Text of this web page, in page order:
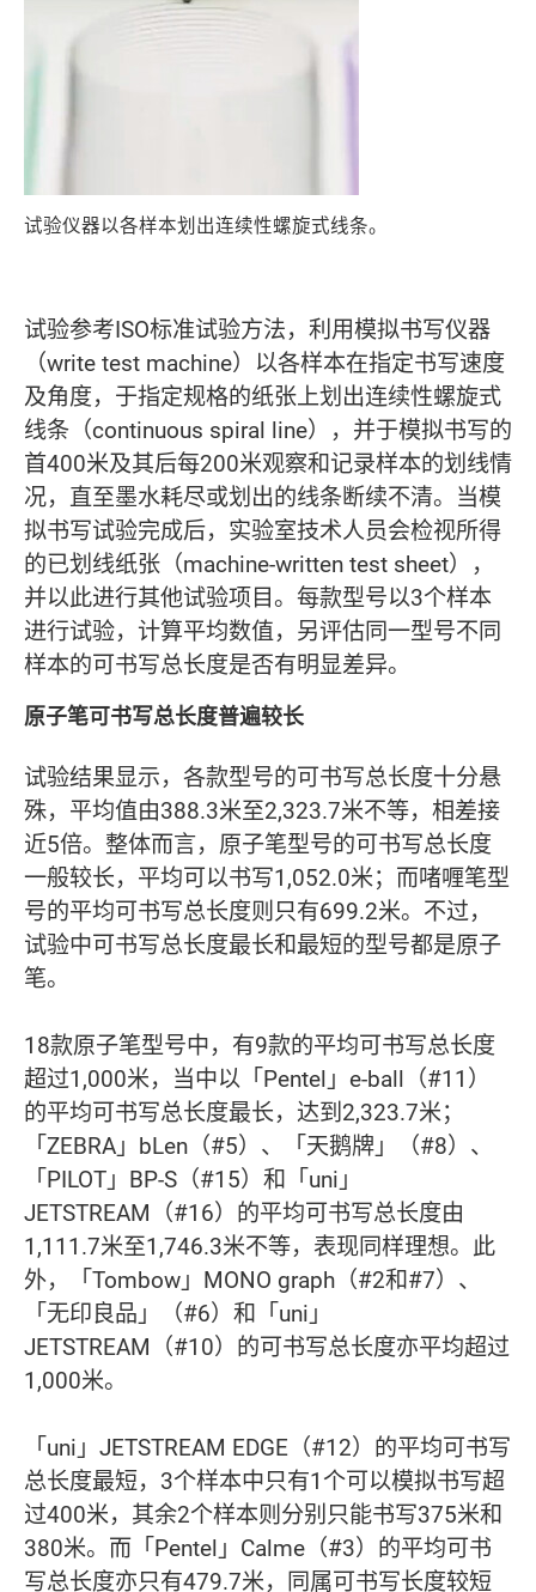
试验仪器以各样本划出连续性螺旋式线条。
试验参考ISO标准试验方法，利用模拟书写仪器
（write test machine）以各样本在指定书写速度
及角度，于指定规格的纸张上划出连续性螺旋式
线条（continuous spiral line），并于模拟书写的
首400米及其后每200米观察和记录样本的划线情
况，直至墨水耗尽或划出的线条断续不清。当模
拟书写试验完成后，实验室技术人员会检视所得
的已划线纸张（machine-written test sheet），
并以此进行其他试验项目。每款型号以3个样本
进行试验，计算平均数值，另评估同一型号不同
样本的可书写总长度是否有明显差异。
原子笔可书写总长度普遍较长
试验结果显示，各款型号的可书写总长度十分悬
殊，平均值由388.3米至2,323.7米不等，相差接
近5倍。整体而言，原子笔型号的可书写总长度
一般较长，平均可以书写1,052.0米；而啫喱笔型
号的平均可书写总长度则只有699.2米。不过，
试验中可书写总长度最长和最短的型号都是原子
笔。
18款原子笔型号中，有9款的平均可书写总长度
超过1,000米，当中以「Pentel」e-ball（#11）
的平均可书写总长度最长，达到2,323.7米；
「ZEBRA」bLen（#5）、「天鹅牌」（#8）、
「PILOT」BP-S（#15）和「uni」
JETSTREAM（#16）的平均可书写总长度由
1,111.7米至1,746.3米不等，表现同样理想。此
外，「Tombow」MONO graph（#2和#7）、
「无印良品」（#6）和「uni」
JETSTREAM（#10）的可书写总长度亦平均超过
1,000米。
「uni」JETSTREAM EDGE（#12）的平均可书写
总长度最短，3个样本中只有1个可以模拟书写超
过400米，其余2个样本则分别只能书写375米和
380米。而「Pentel」Calme（#3）的平均可书
写总长度亦只有479.7米，同属可书写长度较短